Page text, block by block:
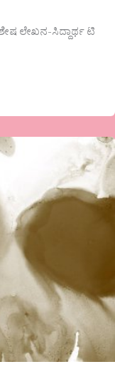
ಲೇಖನ-ಸಿದ್ದಾರ್ಥ ಟಿ